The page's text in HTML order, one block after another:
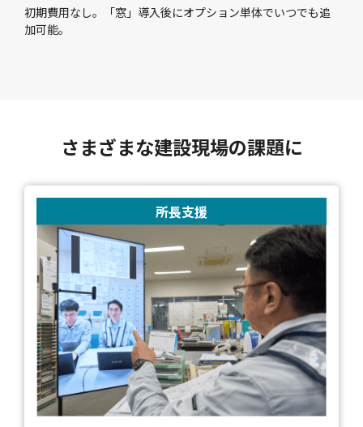
初期費用なし。「窓」導入後にオプション単体でいつでも追
加可能。
さまざまな建設現場の課題に
所長支援